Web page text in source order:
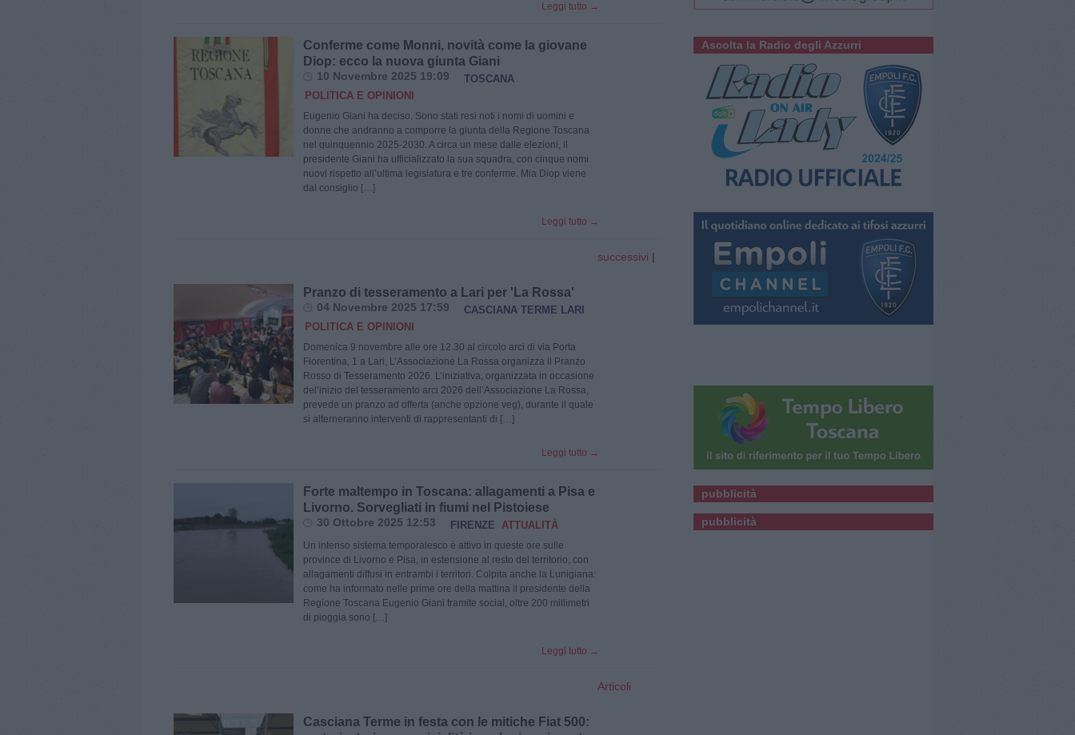
Leggi tutto →
Conferme come Monni, novità come la giovane
Diop: ecco la nuova giunta Giani
10 Novembre 2025 19:09
TOSCANA
POLITICA E OPINIONI
Eugenio Giani ha deciso. Sono stati resi noti i nomi di uomini e
donne che andranno a comporre la giunta della Regione Toscana
nel quinquennio 2025-2030. A circa un mese dalle elezioni, il
presidente Giani ha ufficializzato la sua squadra, con cinque nomi
nuovi rispetto all’ultima legislatura e tre conferme. Mia Diop viene
dal consiglio […]
Leggi tutto →
Pranzo di tesseramento a Lari per 'La Rossa'
04 Novembre 2025 17:59
CASCIANA TERME LARI
POLITICA E OPINIONI
Domenica 9 novembre alle ore 12.30 al circolo arci di via Porta
Fiorentina, 1 a Lari, L’Associazione La Rossa organizza il Pranzo
Rosso di Tesseramento 2026. L’iniziativa, organizzata in occasione
del’inizio del tesseramento arci 2026 dell’Associazione La Rossa,
prevede un pranzo ad offerta (anche opzione veg), durante il quale
si alterneranno interventi di rappresentanti di […]
Leggi tutto →
Forte maltempo in Toscana: allagamenti a Pisa e
Livorno. Sorvegliati in fiumi nel Pistoiese
30 Ottobre 2025 12:53 FIRENZE ATTUALITÀ
Un intenso sistema temporalesco è attivo in queste ore sulle
province di Livorno e Pisa, in estensione al resto del territorio, con
allagamenti diffusi in entrambi i territori. Colpita anche la Lunigiana:
come ha informato nelle prime ore della mattina il presidente della
Regione Toscana Eugenio Giani tramite social, oltre 200 millimetri
di pioggia sono […]
Leggi tutto →
Casciana Terme in festa con le mitiche Fiat 500:
successivi |
Articoli
Ascolta la Radio degli Azzurri
pubblicità
pubblicità